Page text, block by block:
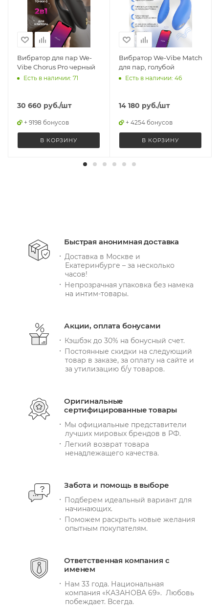
Вибратор для пар We-
Vibe Chorus Pro черный
Есть в наличии: 71
30 660 руб./шт
+ 9198 бонусов
В КОРЗИНУ
Вибратор We-Vibe Match
для пар, голубой
Есть в наличии: 46
14 180 руб./шт
+ 4254 бонусов
В КОРЗИНУ
Быстрая анонимная доставка
Доставка в Москве и
Екатеринбурге – за несколько
часов!
Непрозрачная упаковка без намека
на интим-товары.
Акции, оплата бонусами
Кэшбэк до 30% на бонусный счет.
Постоянные скидки на следующий
товар в заказе, за оплату на сайте и
за утилизацию б/у товаров.
Оригинальные
сертифицированные товары
Мы официальные представители
лучших мировых брендов в РФ.
Легкий возврат товара
ненадлежащего качества.
Забота и помощь в выборе
Подберем идеальный вариант для
начинающих.
Поможем раскрыть новые желания
опытным покупателям.
Ответственная компания с
именем
Нам 33 года. Национальная
компания «КАЗАНОВА 69». Любовь
побеждает. Всегда.